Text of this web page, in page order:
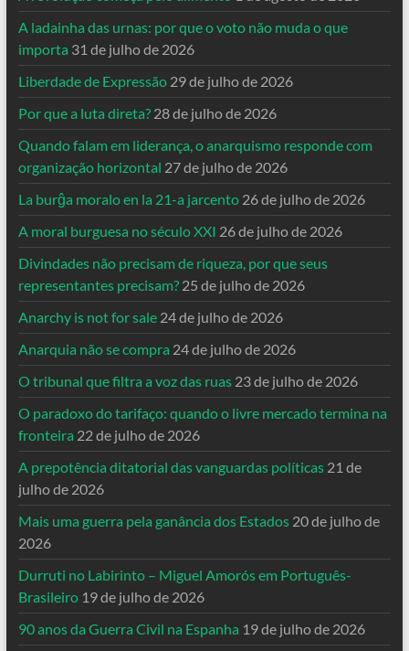
A ladainha das urnas: por que o voto não muda o que
importa 31 de julho de 2026
Liberdade de Expressão 29 de julho de 2026
Por que a luta direta? 28 de julho de 2026
Quando falam em liderança, o anarquismo responde com
organização horizontal 27 de julho de 2026
La burĝa moralo en la 21-a jarcento 26 de julho de 2026
A moral burguesa no século XXI 26 de julho de 2026
Divindades não precisam de riqueza, por que seus
representantes precisam? 25 de julho de 2026
Anarchy is not for sale 24 de julho de 2026
Anarquia não se compra 24 de julho de 2026
O tribunal que filtra a voz das ruas 23 de julho de 2026
O paradoxo do tarifaço: quando o livre mercado termina na
fronteira 22 de julho de 2026
A prepotência ditatorial das vanguardas políticas 21 de
julho de 2026
Mais uma guerra pela ganância dos Estados 20 de julho de
2026
Durruti no Labirinto – Miguel Amorós em Português-
Brasileiro 19 de julho de 2026
90 anos da Guerra Civil na Espanha 19 de julho de 2026